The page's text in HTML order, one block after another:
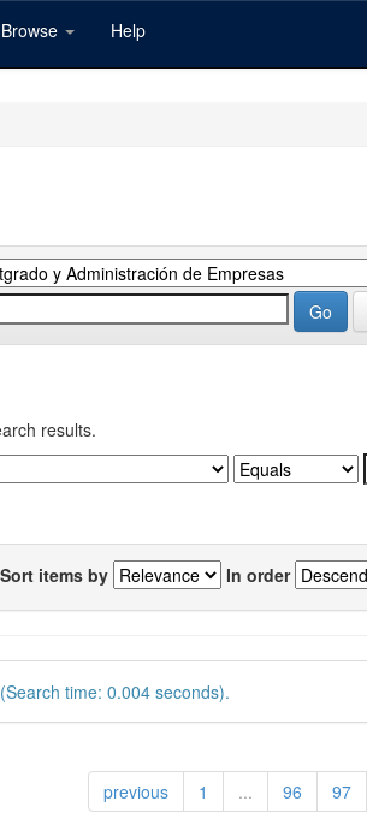
Browse Help
results.
Sort items by In order
time: 0.004 seconds).
previous 1 ... 96 97